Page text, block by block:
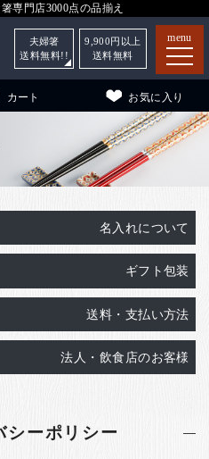
専門店3000点の品揃え
menu
カート お気に入り
夫婦箸
送料無料!!
9,900 円以上
送料無料
名入れについて
ギフト包装
送料・支払い方法
法人・飲食店のお客様
シーポリシー